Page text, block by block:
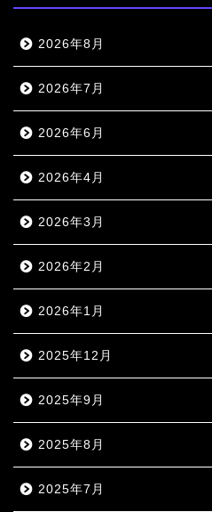
2026年8月
2026年7月
2026年6月
2026年4月
2026年3月
2026年2月
2026年1月
2025年12月
2025年9月
2025年8月
2025年7月